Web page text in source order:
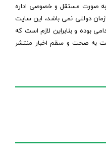
صورت مستقل و خصوصی اداره
دولتی نمی باشد، این سایت
بوده و بنابراین لازم است که
به صحت و سقم اخبار منتشر